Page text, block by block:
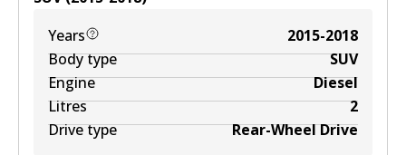
Years
2015-2018
Body type
SUV
Engine
Diesel
Litres
2
Drive type
Rear-Wheel Drive